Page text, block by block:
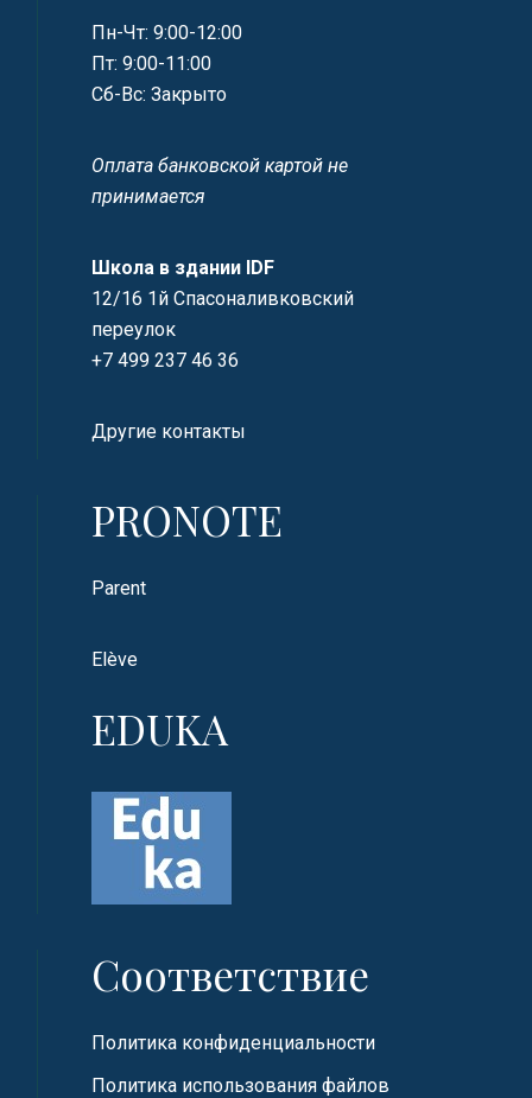
Пн-Чт: 9:00-12:00
Пт: 9:00-11:00
Сб-Вс: Закрыто
Оплата банковской картой не
принимается
Школа в здании IDF
12/16 1й Спасоналивковский
переулок
+7 499 237 46 36
Другие контакты
PRONOTE
Parent
Elève
EDUKA
Соответствие
Политика конфиденциальности
Политика использования файлов